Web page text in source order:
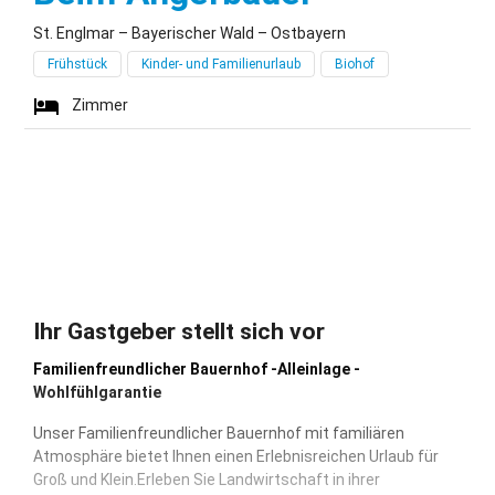
St. Englmar – Bayerischer Wald – Ostbayern
Frühstück Kinder- und Familienurlaub Biohof
Zimmer
Ihr Gastgeber stellt sich vor
Familienfreundlicher Bauernhof -Alleinlage -
Wohlfühlgarantie
Unser Familienfreundlicher Bauernhof mit familiären
Atmosphäre bietet Ihnen einen Erlebnisreichen Urlaub für
Groß und Klein.Erleben Sie Landwirtschaft in ihrer